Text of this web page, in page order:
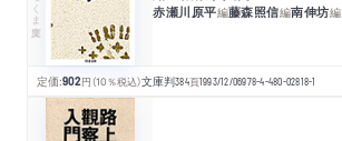
赤瀬川原平編藤森照信編南伸坊編
定価:902円 （10％税込）文庫判384頁1993/12/06978-4-480-02818-1